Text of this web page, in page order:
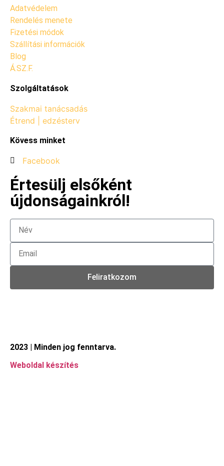
Adatvédelem
Rendelés menete
Fizetési módok
Szállítási információk
Blog
Á.SZ.F.
Szolgáltatások
Szakmai tanácsadás
Étrend | edzésterv
Kövess minket
Facebook
Értesülj elsőként
újdonságainkról!
Feliratkozom
2023 | Minden jog fenntarva.
Weboldal készítés